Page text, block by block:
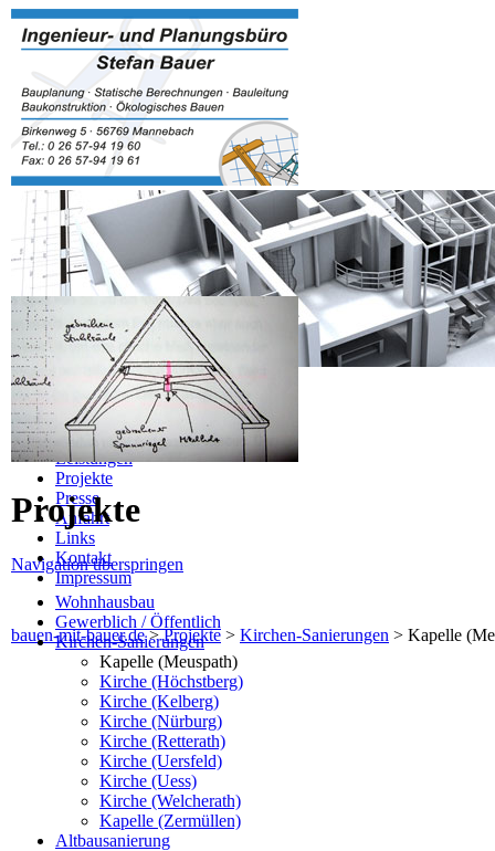
Navigation überspringen
Home
Über Mich
Leistungen
Projekte
Presse
Anfahrt
Links
Kontakt
Impressum
bauen-mit-bauer.de>Projekte > Kirchen-Sanierungen > Kapelle
Projekte
Navigation überspringen
Wohnhausbau
Gewerblich / Öffentlich
Kirchen-Sanierungen
Kapelle (Meuspath)
Kirche (Höchstberg)
Kirche (Kelberg)
Kirche (Nürburg)
Kirche (Retterath)
Kirche (Uersfeld)
Kirche (Uess)
Kirche (Welcherath)
Kapelle (Zermüllen)
Altbausanierung